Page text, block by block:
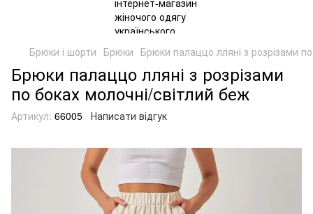
Брюки і шорти Брюки Брюки палаццо лляні з розрізами
Брюки палаццо лляні з розрізами
по боках молочні/світлий беж
Артикул: 66005 Написати відгук